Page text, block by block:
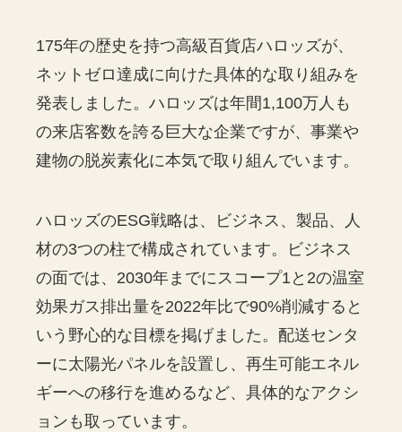
175年の歴史を持つ高級百貨店ハロッズが、
ネットゼロ達成に向けた具体的な取り組みを
発表しました。ハロッズは年間1,100万人も
の来店客数を誇る巨大な企業ですが、事業や
建物の脱炭素化に本気で取り組んでいます。
ハロッズのESG戦略は、ビジネス、製品、人
材の3つの柱で構成されています。ビジネス
の面では、2030年までにスコープ1と2の温室
効果ガス排出量を2022年比で90%削減すると
いう野心的な目標を掲げました。配送センタ
ーに太陽光パネルを設置し、再生可能エネル
ギーへの移行を進めるなど、具体的なアクシ
ョンも取っています。